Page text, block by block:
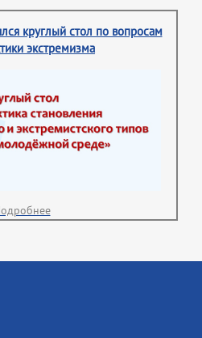
круглый стол по вопросам
экстремизма